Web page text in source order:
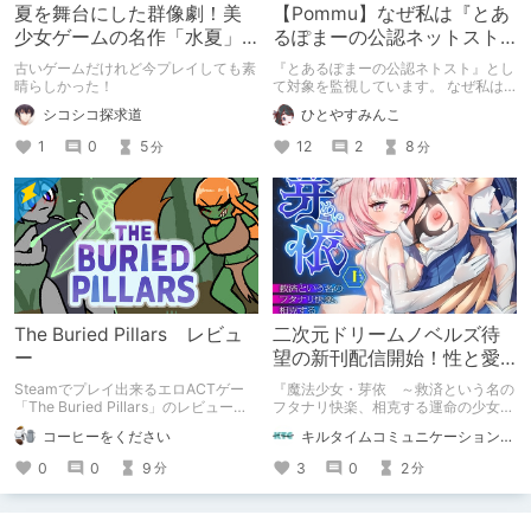
夏を舞台にした群像劇！美
少女ゲームの名作「水夏」
を今こそ！
古いゲームだけれど今プレイしても素
晴らしかった！
シコシコ探求道
1
0 5分
【Pommu】なぜ私は『とあ
るぽまーの公認ネットスト
ーカー』になったのか【出
会い編】
『とあるぽまーの公認ネトスト』とし
て対象を監視しています。 なぜ私は
このような行動をとるに至ったのか。
これまでのあゆみを振り返ります。
ひとやすみんこ
12
2 8 分
The Buried Pillars レビュ
ー
Steamでプレイ出来るエロACTゲー
「The Buried Pillars」のレビューで
す。
コーヒーをください
0
0 9 分
二次元ドリームノベルズ待
望の新刊配信開始！性と愛
が渦巻く、ファンタジー官
能小説開幕！
『魔法少女・芽依 ～救済という名の
フタナリ快楽、相克する運命の少女た
ト：鳩春 一気に上・下巻が同時配
信！
キルタイムコミュニケーション（KTC）の作品を一人でも多くの人に知ってほしい人
3
0 2分